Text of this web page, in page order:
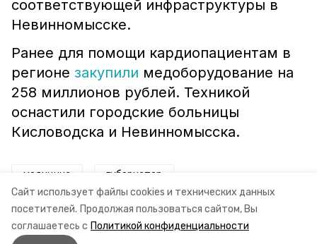
Сайт использует файлы cookies и технических данных
посетителей. Продолжая пользоваться сайтом, Вы
соглашаетесь с Политикой конфиденциальности
соответствующей инфраструктуры в
Невинномысске.
Ранее для помощи кардиопациентам в
регионе закупили медоборудование на
258 миллионов рублей. Техникой
оснастили городские больницы
Кисловодска и Невинномысска.
медицина губернатор
губернатор владимир владимиров
владимир владимиров